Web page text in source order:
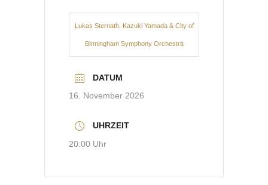
Lukas Sternath, Kazuki Yamada & City of
Birmingham Symphony Orchestra
DATUM
16. November 2026
UHRZEIT
20:00 Uhr